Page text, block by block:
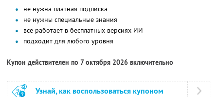
не нужна платная подписка
не нужны специальные знания
всё работает в бесплатных версиях ИИ
подходит для любого уровня
Купон действителен по 7 октября 2026 включительно
Узнай, как воспользоваться купоном